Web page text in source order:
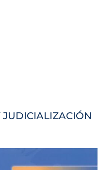
JUDICIALIZACIÓN